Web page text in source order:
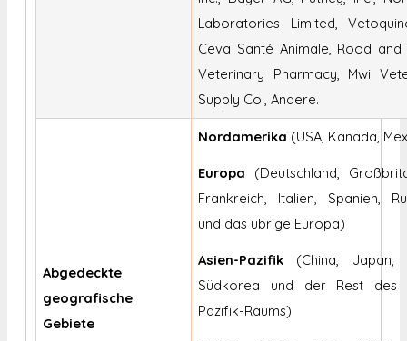
Laboratories Limited,
Ceva Santé Animale, Rood and
Veterinary Pharmacy, Mwi
Supply Co., Andere.
Abgedeckte
geografische
Gebiete
Nordamerika (USA, Kanada,
Europa (Deutschland,
Frankreich, Italien, Spanien,
und das übrige Europa)
Asien-Pazifik (China, Japan,
Südkorea und der Rest des
Pazifik-Raums)